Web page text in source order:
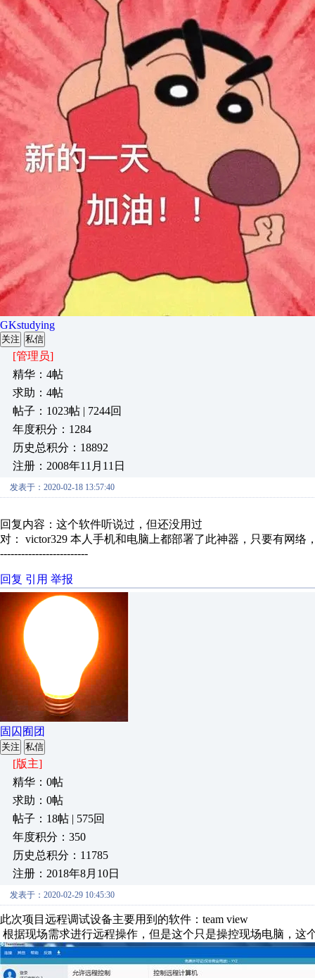
GKstudying
关注 私信
[管理员]
精华：4帖
求助：4帖
帖子：1023帖 | 7244回
年度积分：1284
历史总积分：18892
注册：2008年11月11日
发表于：2020-02-18 13:57:40
回复内容：这个软件听说过，但还没用过
对： victor329 本人手机和电脑上都部署了此神器，只要有网络
-------------------------
回复 引用 举报
固囚囿团
关注 私信
[版主]
精华：0帖
求助：0帖
帖子：18帖 | 575回
年度积分：350
历史总积分：11785
注册：2018年8月10日
发表于：2020-02-29 10:45:30
此次项目远程调试设备主要用到的软件：team view
根据现场需求进行远程操作，但是这个只是操控现场电脑，这